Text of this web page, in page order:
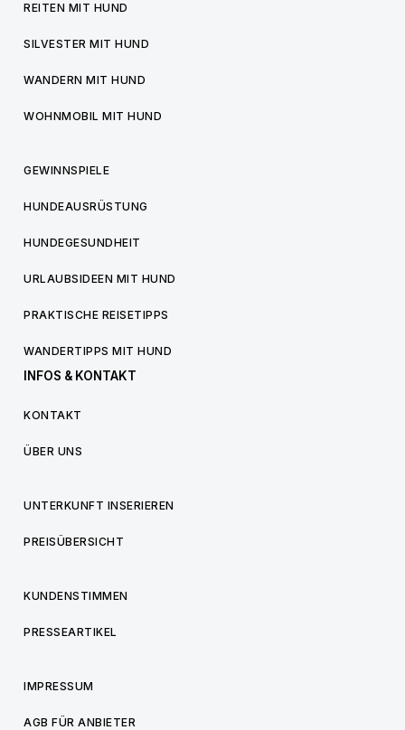
REITEN MIT HUND
SILVESTER MIT HUND
WANDERN MIT HUND
WOHNMOBIL MIT HUND
GEWINNSPIELE
HUNDEAUSRÜSTUNG
HUNDEGESUNDHEIT
URLAUBSIDEEN MIT HUND
PRAKTISCHE REISETIPPS
WANDERTIPPS MIT HUND
INFOS & KONTAKT
KONTAKT
ÜBER UNS
UNTERKUNFT INSERIEREN
PREISÜBERSICHT
KUNDENSTIMMEN
PRESSEARTIKEL
IMPRESSUM
AGB FÜR ANBIETER